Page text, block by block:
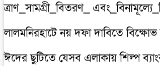
ত্রাণ_সামগ্রী_বিতরণ_
লালমনিরহাটে নয় দফা দাবিতে
ঈদের ছুটিতে যেসব এলাকায় শিল্প